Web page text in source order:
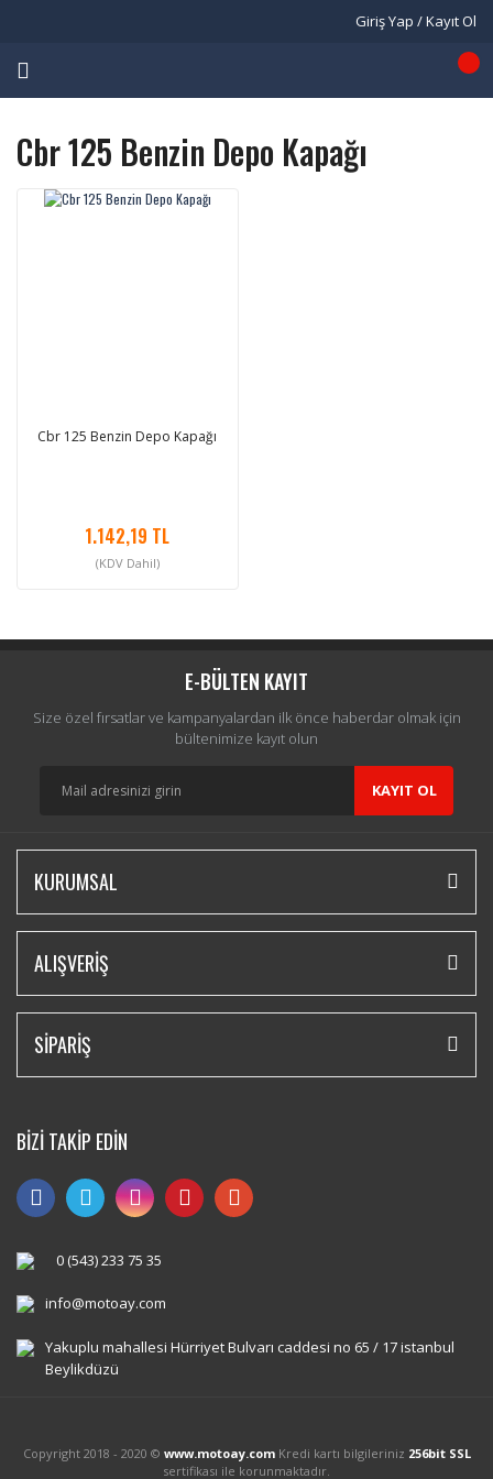
Giriş Yap / Kayıt Ol
Cbr 125 Benzin Depo Kapağı
Cbr 125 Benzin Depo Kapağı
1.142,19 TL
(KDV Dahil)
E-BÜLTEN KAYIT
Size özel fırsatlar ve kampanyalardan ilk önce haberdar olmak için
bültenimize kayıt olun
KAYIT OL
KURUMSAL
ALIŞVERİŞ
SİPARİŞ
BİZİ TAKİP EDİN
0 (543) 233 75 35
info@motoay.com
Yakuplu mahallesi Hürriyet Bulvarı caddesi no 65 / 17 istanbul
Beylikdüzü
Copyright 2018 - 2020 © www.motoay.comKredi kartı bilgileriniz 256bit SSL
sertifikası ile korunmaktadır.